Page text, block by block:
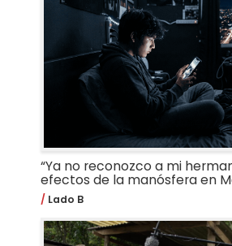
“Ya no reconozco a mi
efectos de la manósfera en
Lado B